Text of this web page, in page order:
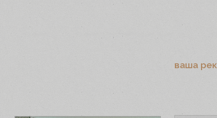
ваша